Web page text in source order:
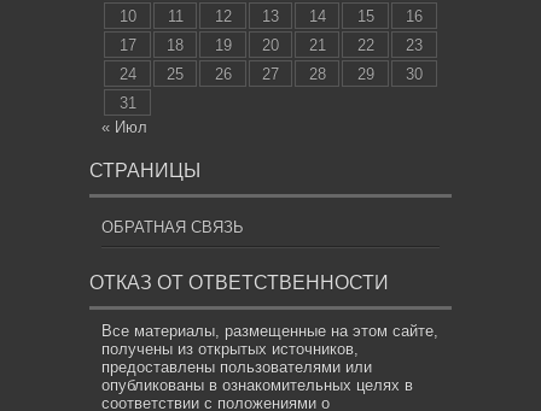
10
11 12 13 14 15
16
17
18 19 20 21 22
23
24
25 26 27 28 29
30
31
« Июл
СТРАНИЦЫ
ОБРАТНАЯ СВЯЗЬ
ОТКАЗ ОТ ОТВЕТСТВЕННОСТИ
Все материалы, размещенные на этом сайте,
получены из открытых источников,
предоставлены пользователями или
опубликованы в ознакомительных целях в
соответствии с положениями о